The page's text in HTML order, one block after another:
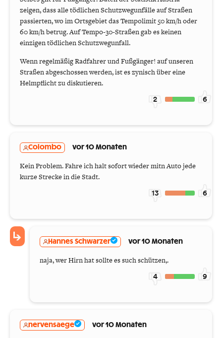
zeigen, dass alle tödlichen Schutzwegunfälle auf Straßen
passierten, wo im Ortsgebiet das Tempolimit 50 km/h oder
60 km/h betrug. Auf Tempo-30-Straßen gab es keinen
einzigen tödlichen Schutzwegunfall.
Wenn regelmäßig Radfahrer und Fußgänger! auf unseren
Straßen abgeschossen werden, ist es zynisch über eine
Helmpflicht zu diskutieren.
2 6
Colombo vor 10 Monaten
Kein Problem. Fahre ich halt sofort wieder mitn Auto jede
kurze Strecke in die Stadt.
13 6
Hannes Schwarzer vor 10 Monaten
naja, wer Hirn hat sollte es such schützen,.
4 9
nervensaege vor 10 Monaten